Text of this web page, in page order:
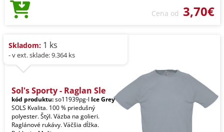
Cena od 3,70€
Skladom: 1 ks
- v ext. sklade: 9.364 ks
Sol's Sporty - Raglan Sle
kód produktu:so11939pg-l Ice Grey
SOLS Kvalita. 100 % priedušný
polyester. Štýl. Väzba na golieri.
Raglánové rukávy. Väčšia dĺžka.